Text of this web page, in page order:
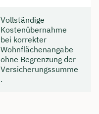
Vollständige
Kostenübernahme
bei korrekter
Wohnflächenangabe
ohne Begrenzung der
Versicherungssumme
.